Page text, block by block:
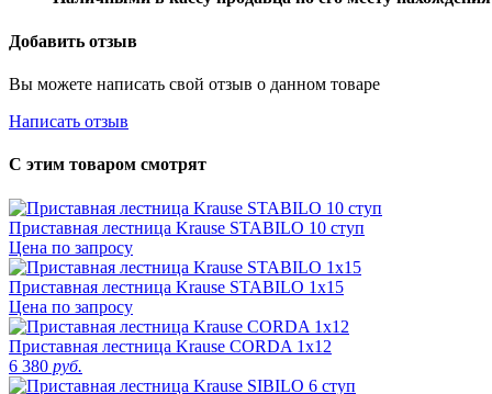
Добавить отзыв
Вы можете написать свой отзыв о данном товаре
Написать отзыв
С этим товаром смотрят
Приставная лестница Krause STABILO 10 ступ
Цена по запросу
Приставная лестница Krause STABILO 1х15
Цена по запросу
Приставная лестница Krause CORDA 1х12
6 380 руб.